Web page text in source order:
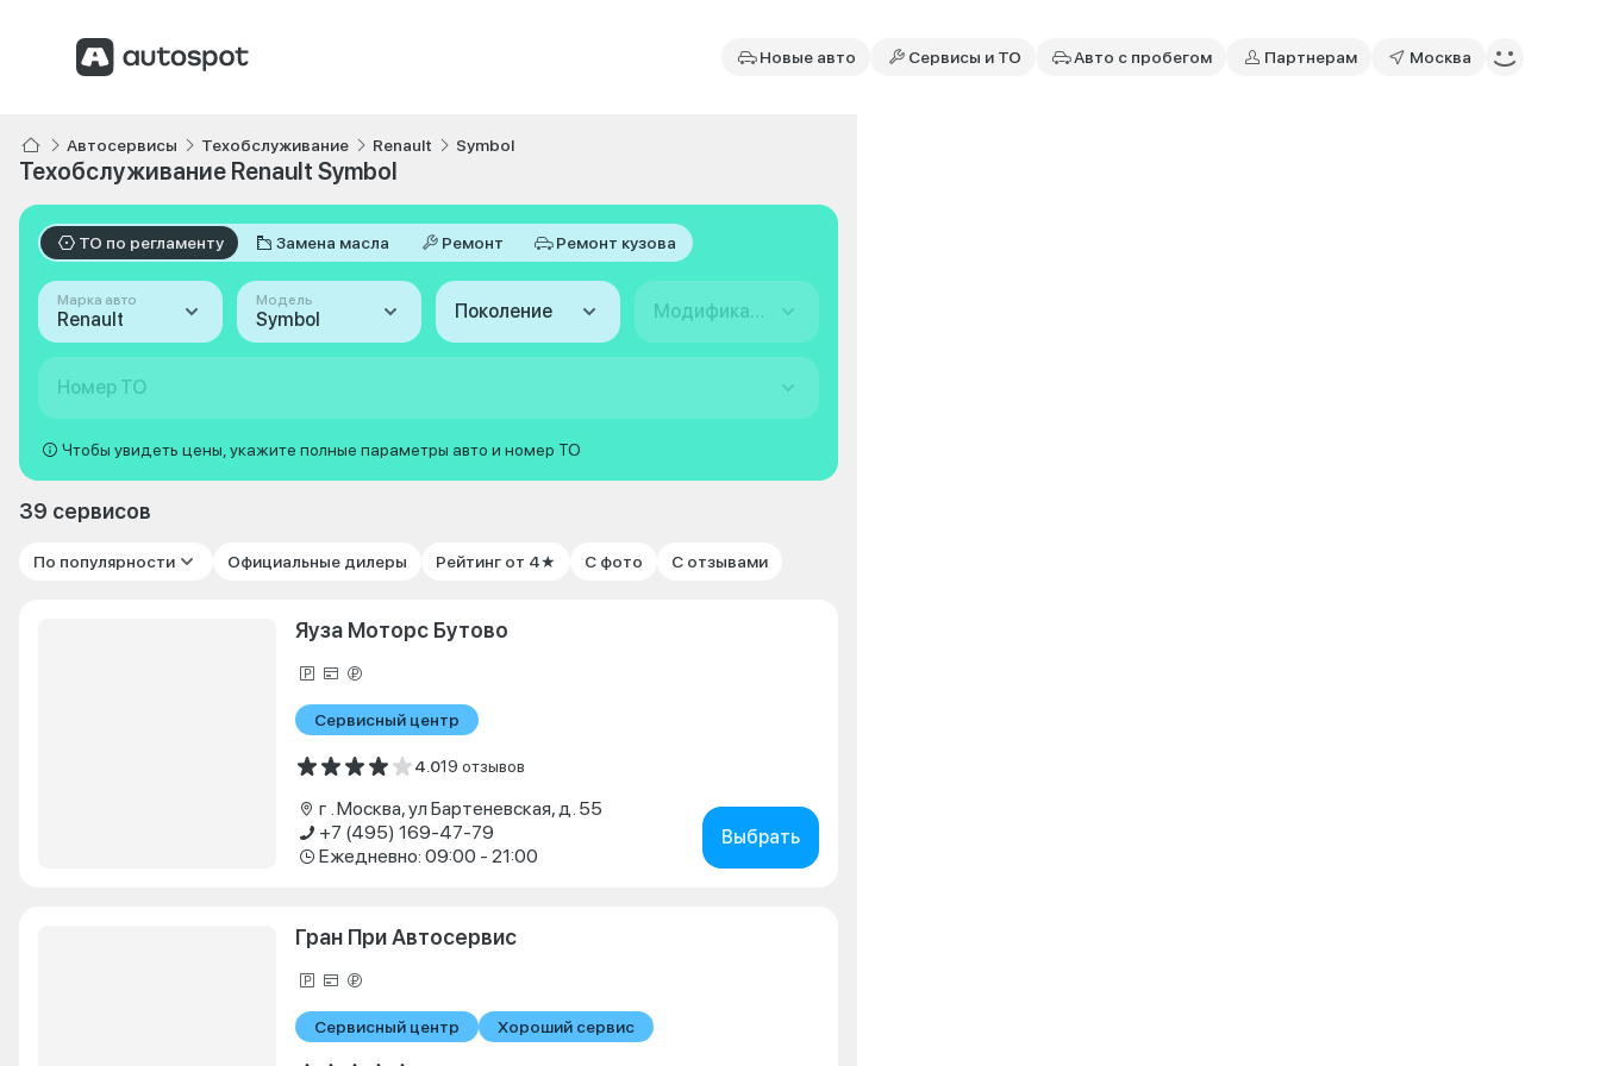
Новые авто Сервисы и ТО Авто с пробегом Партнерам Москва
Автосервисы Техобслуживание Renault Symbol
Техобслуживание Renault Symbol
ТО по регламенту Замена масла Ремонт Ремонт кузова
Марка авто
Renault
Модель
Symbol Поколение Модификация
Номер ТО
Чтобы увидеть цены, укажите полные параметры авто и номер ТО
39 сервисов
По популярности Официальные дилеры Рейтинг от 4★ С фото С отзывами
Яуза Моторс Бутово
Сервисный центр
4.019 отзывов
г . Москва, ул Бартеневская, д. 55
+7 (495) 169-47-79
Ежедневно: 09:00 - 21:00
Выбрать
Гран При Автосервис
Сервисный центр Хороший сервис